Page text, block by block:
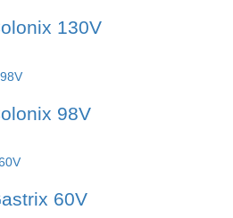
130V
98V
60V